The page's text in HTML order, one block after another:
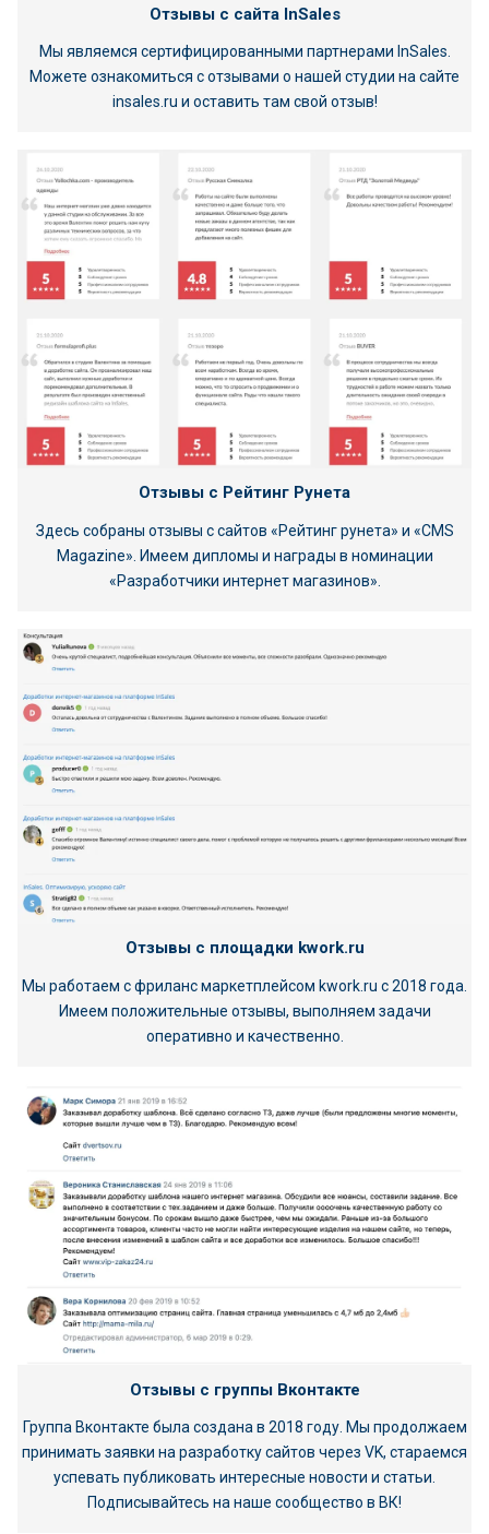
Отзывы с сайта InSales
Мы являемся сертифицированными партнерами InSales.
Можете ознакомиться с отзывами о нашей студии на сайте
insales.ru и оставить там свой отзыв!
Отзывы c Рейтинг Рунета
Здесь собраны отзывы с сайтов «Рейтинг рунета» и «CMS
Magazine». Имеем дипломы и награды в номинации
«Разработчики интернет магазинов».
Отзывы с площадки kwork.ru
Мы работаем с фриланс маркетплейсом kwork.ru с 2018 года.
Имеем положительные отзывы, выполняем задачи
оперативно и качественно.
Отзывы с группы Вконтакте
Группа Вконтакте была создана в 2018 году. Мы продолжаем
принимать заявки на разработку сайтов через VK, стараемся
успевать публиковать интересные новости и статьи.
Подписывайтесь на наше сообщество в ВК!